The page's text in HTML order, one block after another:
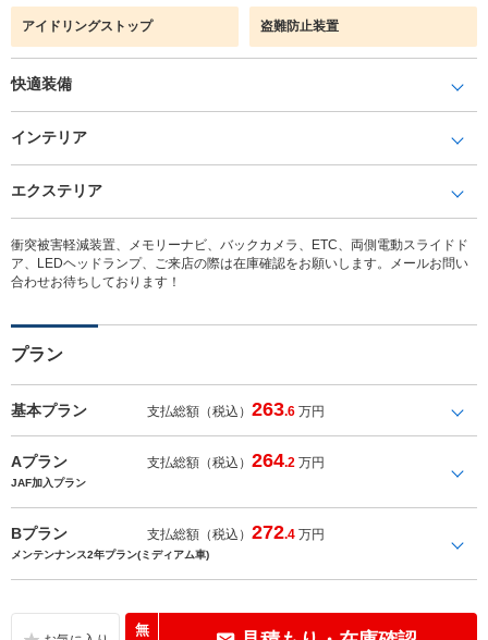
アイドリングストップ 盗難防止装置
快適装備
インテリア
エクステリア
衝突被害軽減装置、メモリーナビ、バックカメラ、ETC、両側電動スライドド
ア、LEDヘッドランプ、ご来店の際は在庫確認をお願いします。メールお問い
合わせお待ちしております！
プラン
基本プラン 支払総額（税込）263.6 万円
Aプラン 支払総額（税込）264.2 万円
JAF加入プラン
Bプラン 支払総額（税込）272.4 万円
メンテンナンス2年プラン(ミディアム車)
無